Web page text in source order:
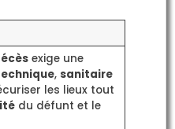
exige une
, sanitaire
les lieux tout
du défunt et le